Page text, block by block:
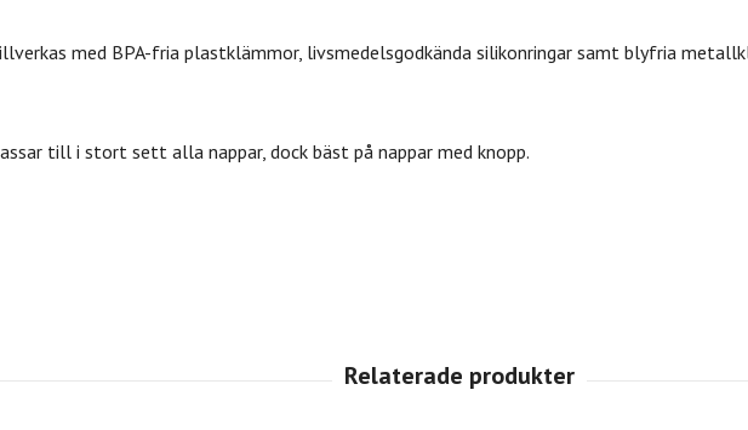
med BPA-fria plastklämmor, livsmedelsgodkända silikonringar samt blyfria
till i stort sett alla nappar, dock bäst på nappar med knopp.